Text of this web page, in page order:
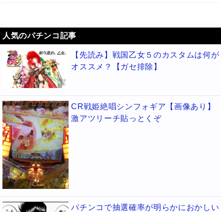
人気のパチンコ記事
【先読み】戦国乙女５のカスタムは何が
オススメ？【ガセ排除】
CR戦姫絶唱シンフォギア【画像あり】
激アツリーチ貼っとくぞ
パチンコで抽選確率が明らかにおかしい